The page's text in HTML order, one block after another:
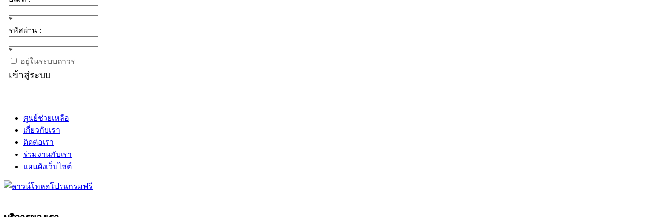
*
รหัสผ่าน :
*
อยู่ในระบบถาวร
เข้าสู่ระบบ
ศูนย์ช่วยเหลือ
เกี่ยวกับเรา
ติดต่อเรา
ร่วมงานกับเรา
แผนผังเว็บไซต์